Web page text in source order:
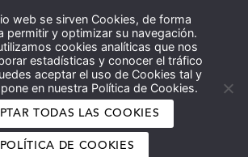
web se sirven Cookies, de forma
permitir y optimizar su navegación.
cookies analíticas que nos
estadísticas y conocer el tráfico
aceptar el uso de Cookies tal y
en nuestra Política de Cookies.
TODAS LAS COOKIES
POLÍTICA DE COOKIES
Español English